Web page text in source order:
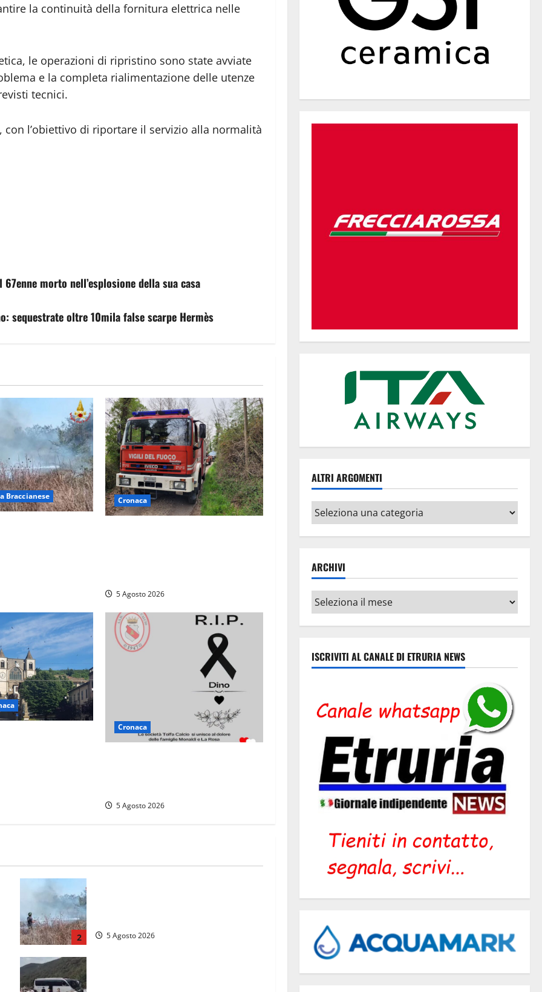
la continuità della fornitura elettrica nelle
le operazioni di ripristino sono state avviate
e la completa rialimentazione delle utenze
tecnici.
l’obiettivo di riportare il servizio alla normalità
morto nell’esplosione della sua casa
sequestrate oltre 10mila false scarpe Hermès
Braccianese Cronaca
5 Agosto 2026
Cronaca
5 Agosto 2026
2 5 Agosto 2026
ALTRI ARGOMENTI
Altri
argomenti
ARCHIVI
Archivi
ISCRIVITI AL CANALE DI ETRURIA NEWS